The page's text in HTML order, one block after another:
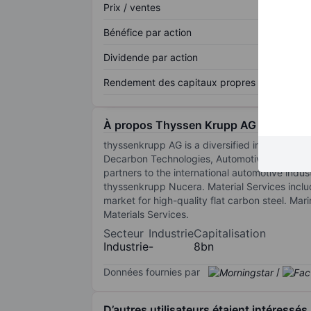
Prix / ventes
Bénéfice par action
Dividende par action
Rendement des capitaux propres
À propos Thyssen Krupp AG
thyssenkrupp AG is a diversified industrial
Decarbon Technologies, Automotive
partners to the international automotive
thyssenkrupp Nucera. Material Services
market for high-quality flat carbon steel.
Materials Services.
Secteur
Industrie
Industrie
-
Capitalisation
8bn
Données fournies par /